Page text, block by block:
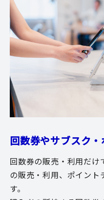
回数券やサブスク
回数券の販売・利用だけ
の販売・利用、ポイント
す。